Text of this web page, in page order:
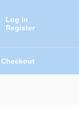
Log in
Register
Checkout